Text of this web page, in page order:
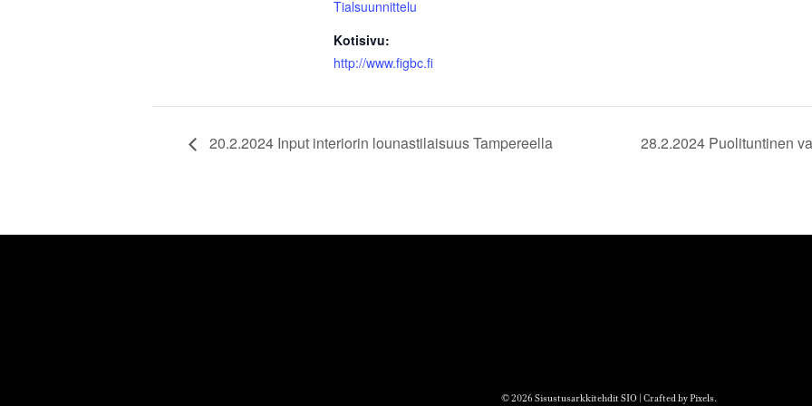
Tialsuunnittelu
Kotisivu:
http://www.figbc.fi
20.2.2024 Input interiorin lounastilaisuus Tampereella 28.2.2024 Puolituntinen
© 2026 Sisustusarkkitehdit SIO | Crafted byPixels.